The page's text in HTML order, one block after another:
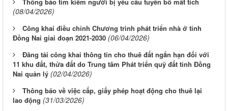
(08/04/2026)
Công khai điều chỉnh Chương trình phát triển nhà ở tỉnh
Đồng Nai giai đoạn 2021-2030 (06/04/2026)
Đăng tải công khai thông tin cho thuê đất ngắn hạn đối với
11 khu đất, thửa đất do Trung tâm Phát triển quỹ đất tỉnh Đồng
Nai quản lý (02/04/2026)
Thông báo về việc cấp, giấy phép hoạt động cho thuê lại
lao động (31/03/2026)